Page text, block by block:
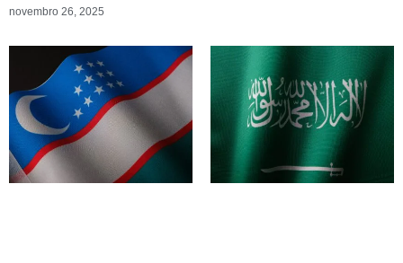
novembro 26, 2025